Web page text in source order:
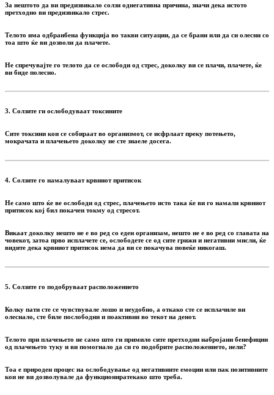
За нештото да ви предизвикало солзи однегативна причина, значи дека истото
претходно ви предизвикало стрес.
Телото има одбранбена функција во такви ситуации, да се брани или да си олесни со
тоа што ќе ви дозволи да плачете.
Не спречувајте го телото да се ослободи од стрес, доколку ви се плачи, плачете, ќе
ви биде полесно.
3. Солзите ги ослободуваат токсините
Сите токсини кои се собираат во организмот, се исфрлаат преку потењето,
мокрачата и плачењето доколку не сте знаеле досега.
4. Солзите го намалуваат крвниот притисок
Не само што ќе ве ослободи од стрес, плачењето исто така ќе ви го намали крвниот
притисок кој бил покачен токму од стресот.
Викаат доколку нешто не е во ред со еден организам, нешто не е во ред со главата на
човекот, затоа прво исплачете се, ослободете се од сите грижи и негативни мисли, ќе
видите дека крвниот притисок нема да ви се покачува повеќе никогаш.
5. Солзите го подобруваат расположението
Колку пати сте се чувствувале лошо и неудобно, а откако сте се исплачиле ви
олеснало, сте биле послободни и поактивни во текот на денот.
Телото при плачењето не само што ги примило сите претходни набројани бенефиции
од плачењето туку и ви помогнало да си го подобрите расположението, нели?
Тоа е природен процес на ослободување од негативните емоции или пак позитивните
кои не ви дозволувале да функциониратекако што треба.